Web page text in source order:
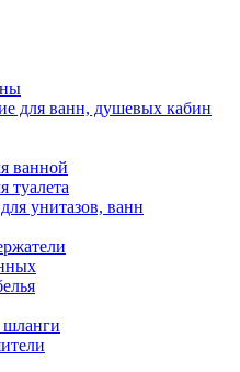
для ванн, душевых кабин
ванной
туалета
унитазов, ванн
шланги